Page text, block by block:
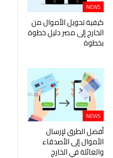
NEWS
كيفية تحويل الأموال من
الخارج إلى مصر دليل خطوة
بخطوة
NEWS
أفضل الطرق لإرسال
الأموال إلى الأصدقاء
والعائلة في الخارج